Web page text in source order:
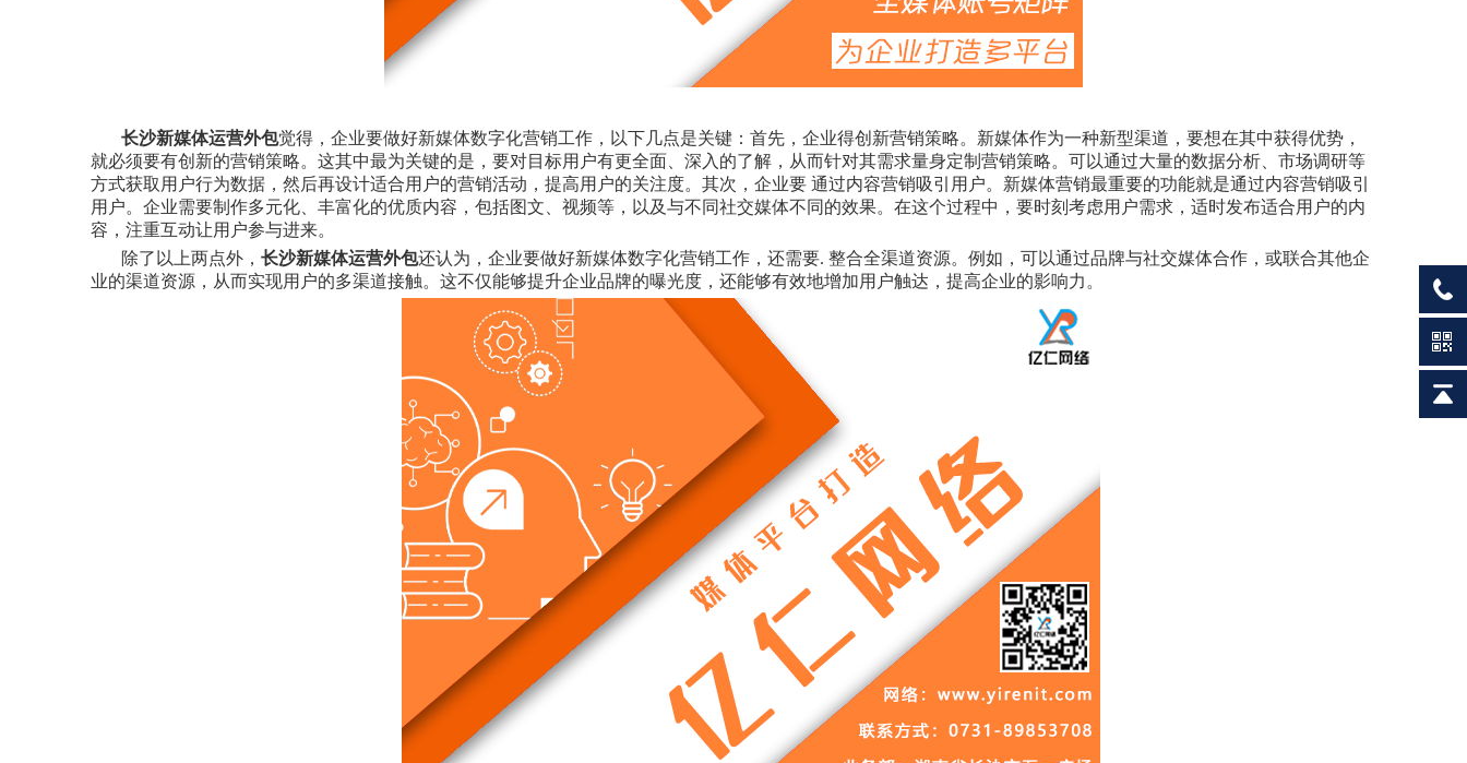
长沙新媒体运营外包觉得，企业要做好新媒体数字化营销工作，以下几点是关键：首先，企业得创新营销策略。新媒体作为一种新型渠道，要想在其中获得优势，
就必须要有创新的营销策略。这其中最为关键的是，要对目标用户有更全面、深入的了解，从而针对其需求量身定制营销策略。可以通过大量的数据分析、市场调研等
方式获取用户行为数据，然后再设计适合用户的营销活动，提高用户的关注度。其次，企业要 通过内容营销吸引用户。新媒体营销最重要的功能就是通过内容营销吸引
用户。企业需要制作多元化、丰富化的优质内容，包括图文、视频等，以及与不同社交媒体不同的效果。在这个过程中，要时刻考虑用户需求，适时发布适合用户的内
容，注重互动让用户参与进来。
除了以上两点外， 长沙新媒体运营外包还认为，企业要做好新媒体数字化营销工作，还需要. 整合全渠道资源。例如，可以通过品牌与社交媒体合作，或联合其他企
业的渠道资源，从而实现用户的多渠道接触。这不仅能够提升企业品牌的曝光度，还能够有效地增加用户触达，提高企业的影响力。